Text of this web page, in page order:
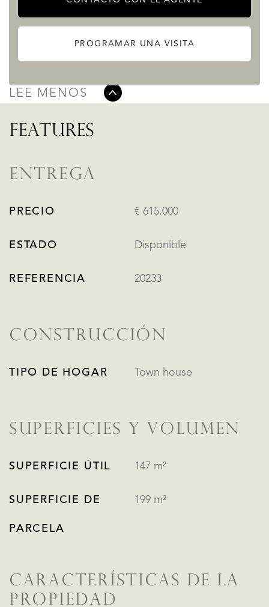
vivienda vacacional o inversión inmobiliaria en la Costa del
LEE MENOS
PROGRAMAR UNA VISITA
FEATURES
ENTREGA
PRECIO € 615.000
ESTADO Disponible
REFERENCIA 20233
CONSTRUCCIÓN
TIPO DE HOGAR Town house
SUPERFICIES Y VOLUMEN
SUPERFICIE ÚTIL 147 m²
SUPERFICIE DE
PARCELA
199 m²
CARACTERÍSTICAS DE LA
PROPIEDAD